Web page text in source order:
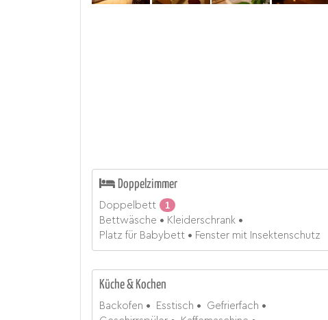
Doppelzimmer
Doppelbett
1
Bettwäsche
Kleiderschrank
Platz für Babybett
Fenster mit Insektenschutz
Küche & Kochen
Backofen Esstisch
Gefrierfach